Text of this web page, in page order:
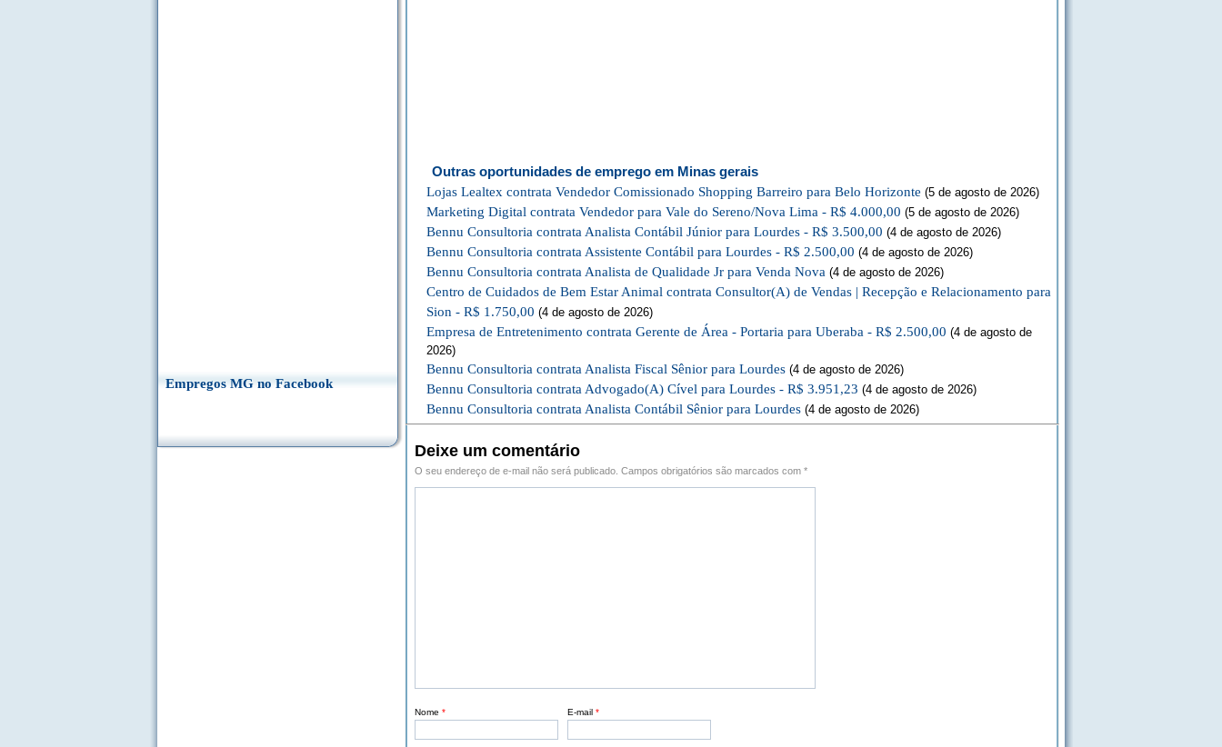
Empregos MG no Facebook
Outras oportunidades de emprego em Minas gerais
Lojas Lealtex contrata Vendedor Comissionado Shopping Barreiro para Belo Horizonte (5 de agosto de 2026)
Marketing Digital contrata Vendedor para Vale do Sereno/Nova Lima - R$ 4.000,00 (5 de agosto de 2026)
Bennu Consultoria contrata Analista Contábil Júnior para Lourdes - R$ 3.500,00 (4 de agosto de 2026)
Bennu Consultoria contrata Assistente Contábil para Lourdes - R$ 2.500,00 (4 de agosto de 2026)
Bennu Consultoria contrata Analista de Qualidade Jr para Venda Nova (4 de agosto de 2026)
Centro de Cuidados de Bem Estar Animal contrata Consultor(A) de Vendas | Recepção e Relacionamento para
Sion - R$ 1.750,00 (4 de agosto de 2026)
Empresa de Entretenimento contrata Gerente de Área - Portaria para Uberaba - R$ 2.500,00 (4 de agosto de
2026)
Bennu Consultoria contrata Analista Fiscal Sênior para Lourdes (4 de agosto de 2026)
Bennu Consultoria contrata Advogado(A) Cível para Lourdes - R$ 3.951,23 (4 de agosto de 2026)
Bennu Consultoria contrata Analista Contábil Sênior para Lourdes (4 de agosto de 2026)
Deixe um comentário
O seu endereço de e-mail não será publicado. Campos obrigatórios são marcados com *
Nome * E-mail *